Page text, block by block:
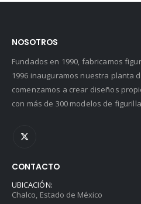
NOSOTROS
Fundados en 1990, fabricamos
1996 inauguramos nuestra planta
comenzamos a crear diseños
con más de 300 modelos de
CONTACTO
UBICACIÓN:
Chalco, Estado de México